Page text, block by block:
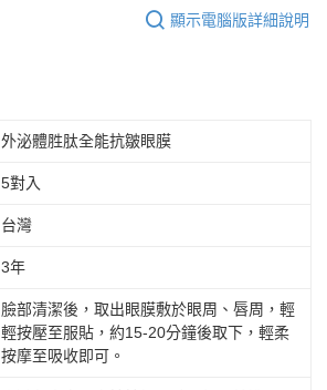
顯示電腦版詳細說明
外泌體胜肽全能抗皺眼膜
5對入
台灣
3年
臉部清潔後，取出眼膜敷於眼周、唇周，輕
輕按壓至服貼，約15-20分鐘後取下，輕柔
按摩至吸收即可。